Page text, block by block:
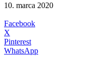
10. marca 2020
Facebook
X
Pinterest
WhatsApp